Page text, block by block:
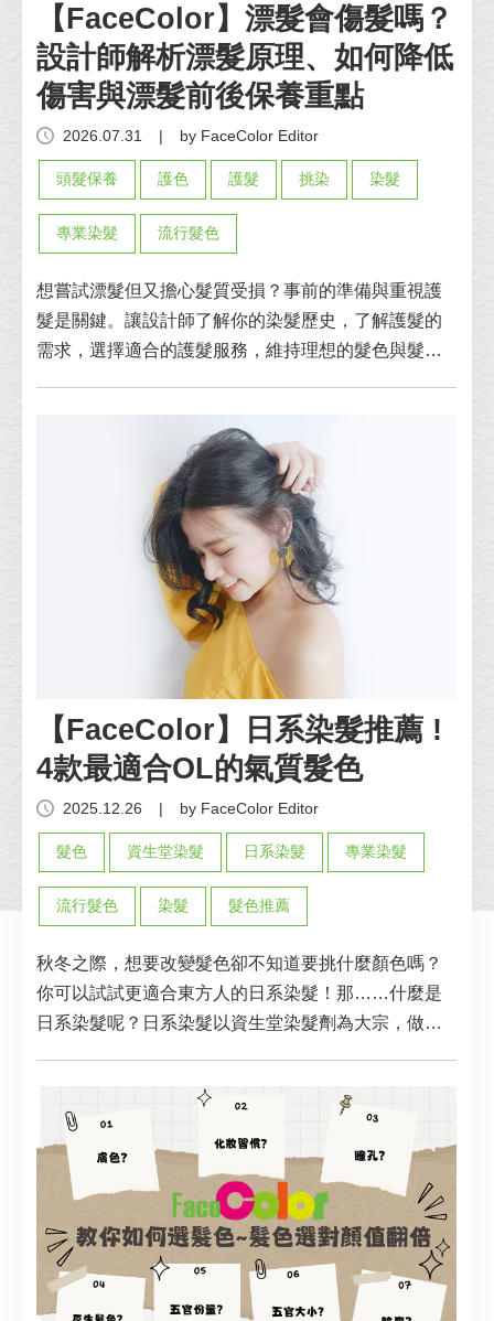
【FaceColor】漂髮會傷髮嗎？
設計師解析漂髮原理、如何降低
傷害與漂髮前後保養重點
2026.07.31 | by FaceColor Editor
頭髮保養 護色 護髮 挑染 染髮
專業染髮 流行髮色
想嘗試漂髮但又擔心髮質受損？事前的準備與重視護
髮是關鍵。讓設計師了解你的染髮歷史，了解護髮的
需求，選擇適合的護髮服務，維持理想的髮色與髮
【FaceColor】日系染髮推薦 !
4款最適合OL的氣質髮色
2025.12.26 | by FaceColor Editor
髮色 資生堂染髮 日系染髮 專業染髮
流行髮色 染髮 髮色推薦
秋冬之際，想要改變髮色卻不知道要挑什麼顏色嗎？
你可以試試更適合東方人的日系染髮！那……什麼是
日系染髮呢？日系染髮以資生堂染髮劑為大宗，做為
顏色選擇多樣，且更襯亞洲人膚色，是染髮入門的最
佳染劑首選！